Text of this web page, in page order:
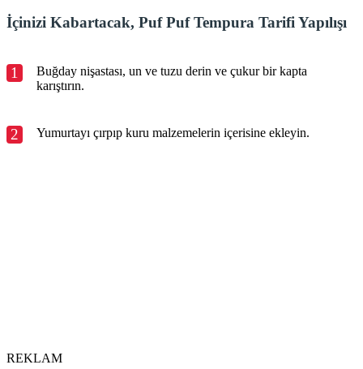
İçinizi Kabartacak, Puf Puf Tempura Tarifi Yapılışı
1
Buğday nişastası, un ve tuzu derin ve çukur bir kapta
karıştırın.
2 Yumurtayı çırpıp kuru malzemelerin içerisine ekleyin.
REKLAM